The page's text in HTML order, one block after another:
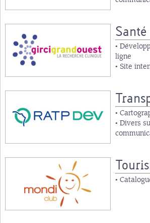
Santé
•
ligne
• Site
•
• Divers
•